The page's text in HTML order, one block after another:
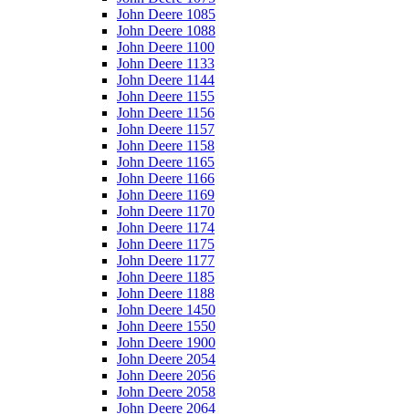
John Deere 1085
John Deere 1088
John Deere 1100
John Deere 1133
John Deere 1144
John Deere 1155
John Deere 1156
John Deere 1157
John Deere 1158
John Deere 1165
John Deere 1166
John Deere 1169
John Deere 1170
John Deere 1174
John Deere 1175
John Deere 1177
John Deere 1185
John Deere 1188
John Deere 1450
John Deere 1550
John Deere 1900
John Deere 2054
John Deere 2056
John Deere 2058
John Deere 2064